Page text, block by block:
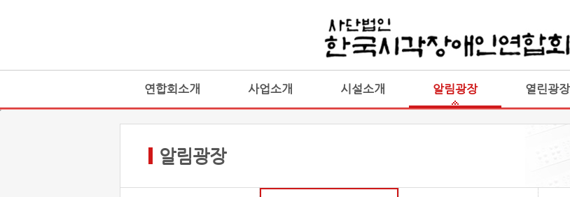
연합회소개 사업소개 시설소개 알림광장 열린광장
알림광장